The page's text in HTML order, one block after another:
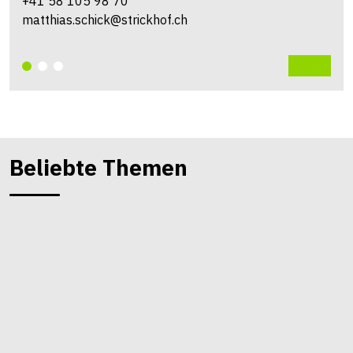
matthias.schick@strickhof.ch
Beliebte Themen